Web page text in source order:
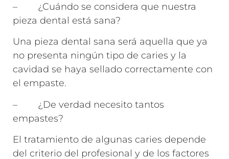
– ¿Cuándo se considera que nuestra
pieza dental está sana?
Una pieza dental sana será aquella que ya
no presenta ningún tipo de caries y la
cavidad se haya sellado correctamente con
el empaste.
– ¿De verdad necesito tantos
empastes?
El tratamiento de algunas caries depende
del criterio del profesional y de los factores